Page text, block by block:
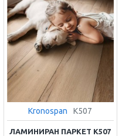
Kronospan K507
ЛАМИНИРАН ПАРКЕТ К507